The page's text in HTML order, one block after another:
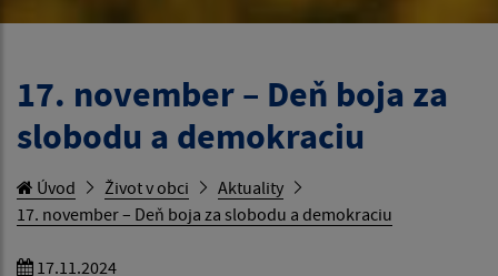
17. november – Deň boja za
slobodu a demokraciu
Úvod Život v obci
Aktuality
17. november – Deň boja za slobodu a demokraciu
17.11.2024